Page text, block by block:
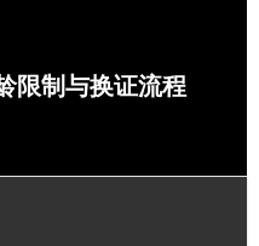
限制与换证流程​